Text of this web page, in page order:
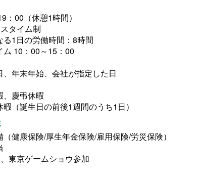
：00（休憩1時間）
タイム制
る1日の労働時間：8時間
ム 10：00～15：00
、年末年始、会社が指定した日
、慶弔休暇
暇（誕生日の前後1週間のうち1日）
（健康保険/厚生年金保険/雇用保険/労災保険）
東京ゲームショウ参加